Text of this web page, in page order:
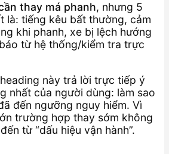
thay má phanh, nhưng 5
là: tiếng kêu bất thường, cảm
khi phanh, xe bị lệch hướng
từ hệ thống/kiểm tra trực
này trả lời trực tiếp ý
nhất của người dùng: làm sao
đến ngưỡng nguy hiểm. Vì
trường hợp thay sớm không
từ “dấu hiệu vận hành”.